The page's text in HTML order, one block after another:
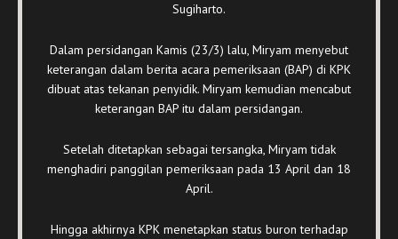
Sugiharto.
Dalam persidangan Kamis (23/3) lalu, Miryam menyebut
keterangan dalam berita acara pemeriksaan (BAP) di KPK
dibuat atas tekanan penyidik. Miryam kemudian mencabut
keterangan BAP itu dalam persidangan.
Setelah ditetapkan sebagai tersangka, Miryam tidak
menghadiri panggilan pemeriksaan pada 13 April dan 18
April.
Hingga akhirnya KPK menetapkan status buron terhadap